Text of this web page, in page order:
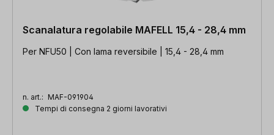
Scanalatura regolabile MAFELL 15,4 - 28,4 mm
Per NFU50 | Con lama reversibile | 15,4 - 28,4 mm
n. art.: MAF-091904
Tempi di consegna 2 giorni lavorativi